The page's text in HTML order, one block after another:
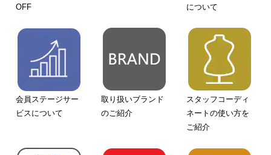
OFF
について
会員ステージサー
ビスについて
取り扱いブランド
のご紹介
スタッフコーディ
ネートの使い方を
ご紹介